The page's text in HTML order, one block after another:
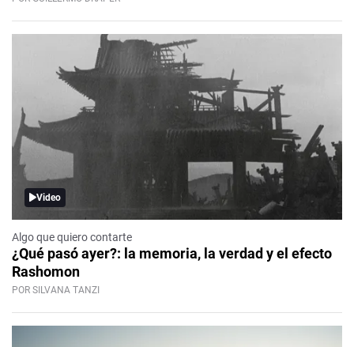
Video
Algo que quiero contarte
¿Qué pasó ayer?: la memoria, la verdad y el efecto
Rashomon
POR SILVANA TANZI